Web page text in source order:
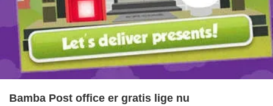
Bamba Post office er gratis lige nu